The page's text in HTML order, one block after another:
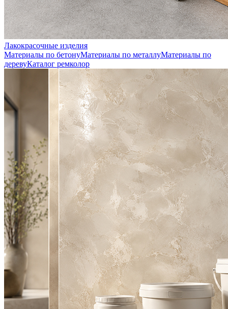
Лакокрасочные изделия
Материалы по бетонуМатериалы по металлуМатериалы по
деревуКаталог ремколор